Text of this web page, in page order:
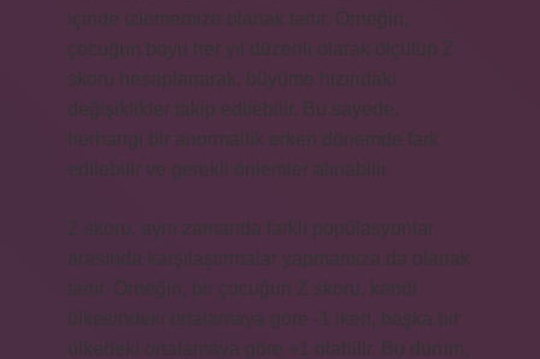
içinde izlememize olanak tanır. Örneğin,
çocuğun boyu her yıl düzenli olarak ölçülüp Z
skoru hesaplanarak, büyüme hızındaki
değişiklikler takip edilebilir. Bu sayede,
herhangi bir anormallik erken dönemde fark
edilebilir ve gerekli önlemler alınabilir.
Z skoru, aynı zamanda farklı popülasyonlar
arasında karşılaştırmalar yapmamıza da olanak
tanır. Örneğin, bir çocuğun Z skoru, kendi
ülkesindeki ortalamaya göre -1 iken, başka bir
ülkedeki ortalamaya göre +1 olabilir. Bu durum,